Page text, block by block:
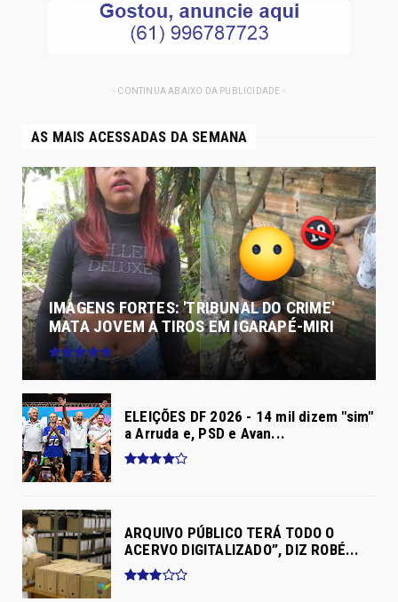
- CONTINUA ABAIXO DA PUBLICIDADE -
AS MAIS ACESSADAS DA SEMANA
IMAGENS FORTES: 'TRIBUNAL DO CRIME'
MATA JOVEM A TIROS EM IGARAPÉ-MIRI
ELEIÇÕES DF 2026 - 14 mil dizem "sim"
a Arruda e, PSD e Avan...
ARQUIVO PÚBLICO TERÁ TODO O
ACERVO DIGITALIZADO”, DIZ ROBÉ...